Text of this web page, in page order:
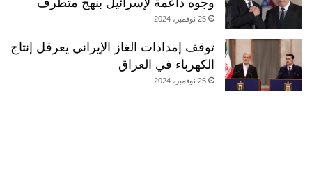
وجوه داعمة لإسرائيل بنهج متطرف
25 نوفمبر، 2024
توقف إمدادات الغاز الإيراني يعرقل إنتاج
الكهرباء في العراق
25 نوفمبر، 2024